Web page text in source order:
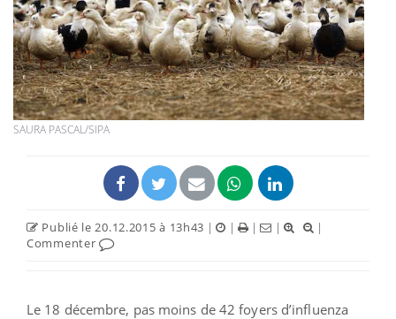
SAURA PASCAL/SIPA
Publié le 20.12.2015 à 13h43 | | | |
|
Commenter
Le 18 décembre, pas moins de 42 foyers d’influenza